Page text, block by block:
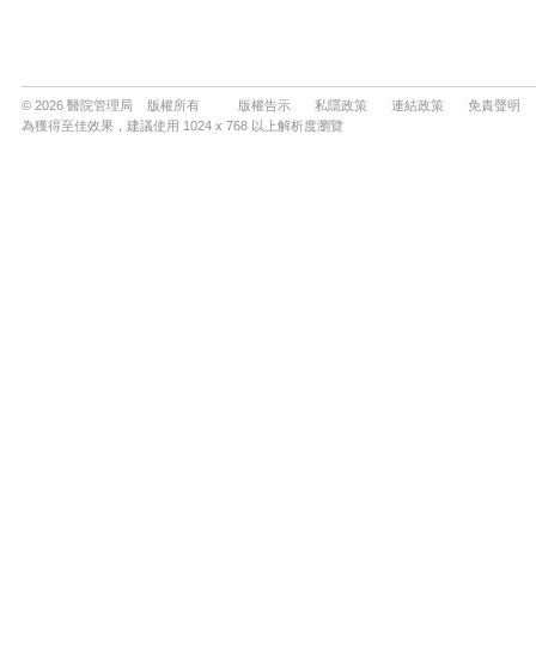
© 2026 醫院管理局 版權所有 版權告示 私隱政策 連結政策
免責聲明
為獲得至佳效果，建議使用 1024 x 768 以上解析度瀏覽